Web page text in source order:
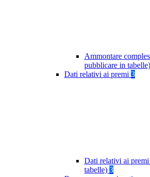
Ammontare
pubblicare in tabelle)
Dati relativi ai premi 3
Dati relativi ai
tabelle) 3